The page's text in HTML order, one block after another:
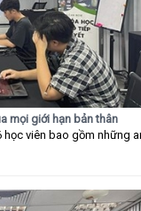
mọi giới hạn bản thân
học viên bao gồm những